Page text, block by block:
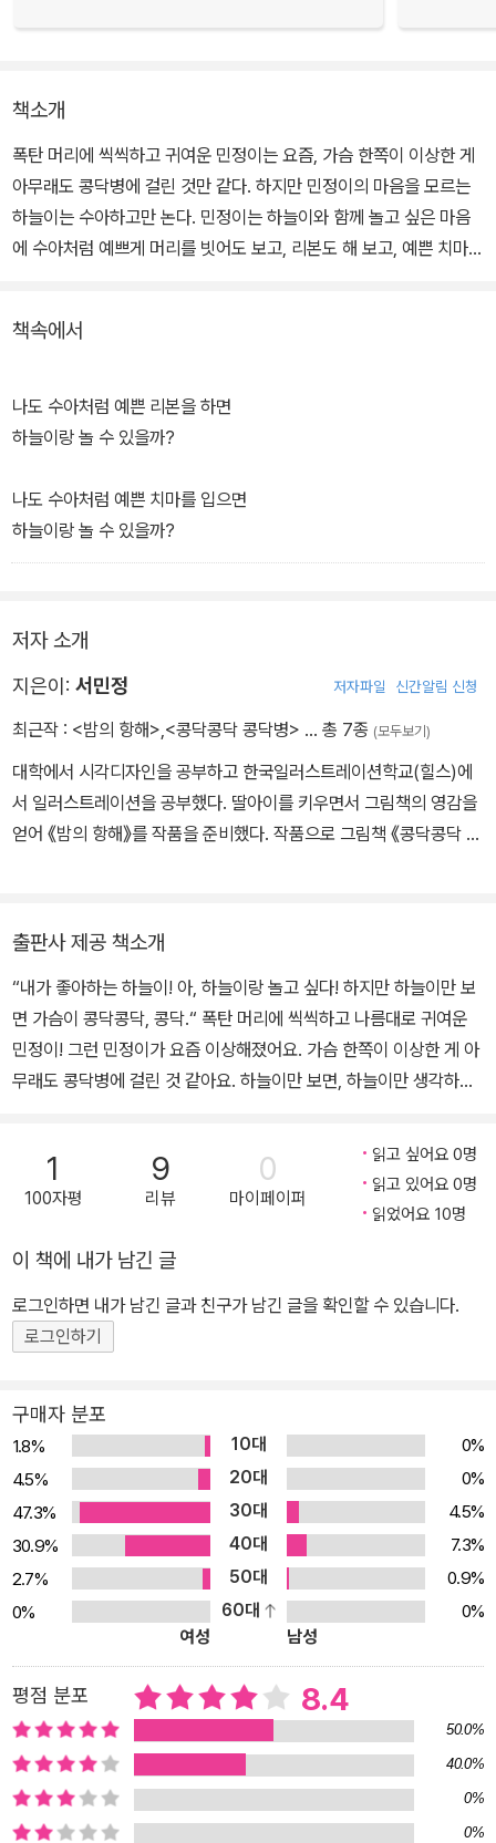
책소개
폭탄 머리에 씩씩하고 귀여운 민정이는 요즘, 가슴 한쪽이 이상한 게
아무래도 콩닥병에 걸린 것만 같다. 하지만 민정이의 마음을 모르는
하늘이는 수아하고만 논다. 민정이는 하늘이와 함께 놀고 싶은 마음
에 수아처럼 예쁘게 머리를 빗어도 보고, 리본도 해 보고, 예쁜 치마도
책속에서
나도 수아처럼 예쁜 리본을 하면
하늘이랑 놀 수 있을까?
나도 수아처럼 예쁜 치마를 입으면
하늘이랑 놀 수 있을까?
저자 소개
지은이: 서민정 저자파일 신간알림 신청
최근작 : <밤의 항해>,<콩닥콩닥 콩닥병> … 총 7종 (모두보기)
대학에서 시각디자인을 공부하고 한국일러스트레이션학교(힐스)에
서 일러스트레이션을 공부했다. 딸아이를 키우면서 그림책의 영감을
얻어 《밤의 항해》를 작품을 준비했다. 작품으로 그림책 《콩닥콩닥 콩
출판사 제공 책소개
“내가 좋아하는 하늘이! 아, 하늘이랑 놀고 싶다! 하지만 하늘이만 보
면 가슴이 콩닥콩닥, 콩닥.“ 폭탄 머리에 씩씩하고 나름대로 귀여운
민정이! 그런 민정이가 요즘 이상해졌어요. 가슴 한쪽이 이상한 게 아
무래도 콩닥병에 걸린 것 같아요. 하늘이만 보면, 하늘이만 생각하면
모르는 하늘이는 수아하고만 놀아요. 민정이는 하늘이와 함께 놀고
싶은 마음에 수아처럼 예쁘게 머리를 빗어도 보고, 예쁜 리본도 해 보
고, 예쁜 치마도 입어 보는데……. 민정이는 하늘이와 놀 수 있을까
성징 시작되는 열두 살이 되어야 이성에 눈뜬다는 건 옛날 얘기고, 요
즘에는 일곱 살 꼬마 아이들에게도 “엄마 아빠, 사랑해요!” 말고 좀 다
른 얘기가 필요해요. 일곱 살 민정이의 로맨스, 들어보실래요? 하늘
이만 보면, 하늘이만 생각하면 가슴이 콩닥콩닥, 콩닥거리는 민정이.
것 같은 이 요상한 증상은 민정이만의 이야기는 아니에요. 콩닥 증상
은 병도 아니고, 이 이야기는 많은 일곱 살 꼬마들의 이야기이지요. 요
즘 일곱 살들은 유치원 짝꿍이랑 편지도 주고받고, 집으로 초대하기
도 해요. 결혼할 거라고 엄마 아빠에게 당당히 밝히기도 하지요. 아이
들이 이성친구에게 특별한 감정을 갖게 될 때, 어른들은 그것을 자연
스러운 것으로 인정하고 이해해 주기보다는 “애들이 뭘” 하며 무시하
거나 놀려대기도 해요. 하지만 콩닥콩닥거리는 이 낯선 감정이 사실
은 건강하고 아름다운, 귀중한 감정이라는 걸 아이가 자연스럽게 받
아들일 수 있도록 해줘야 합니다. 그러한 과정을 통해 아이들은 감정
을 잘 다룰 수 있을 뿐 아니라 친구 맺기나 아이들의 사회생활도 잘 해
낼 수 있게 됩니다. 『콩닥콩닥 콩닥병』은 이성친구에게 관심을 갖는
아이들의 마음을 잘 읽어주고, 어른들에게도 순수한 사랑의 설렘, 기
쁨을 안겨주는 책입니다. 2. 일곱 살도 사랑, 사랑을 한다고요! 그런데
일곱 살짜리 사랑도 사랑이냐고요? 무슨 말씀! 일곱 살짜리의 사랑을
1
100자평
9
리뷰
0
마이페이퍼
읽고 싶어요 0명
읽고 있어요 0명
읽었어요 10명
이 책에 내가 남긴 글
로그인하면 내가 남긴 글과 친구가 남긴 글을 확인할 수 있습니다.
로그인하기
구매자 분포
1.8% 10대
0%
4.5%
20대
0%
47.3%
30대
4.5%
30.9%
40대
7.3%
2.7%
50대
0.9%
0%
60대
0%
여성
남성
평점 분포 8.4
50.0%
40.0%
0%
0%